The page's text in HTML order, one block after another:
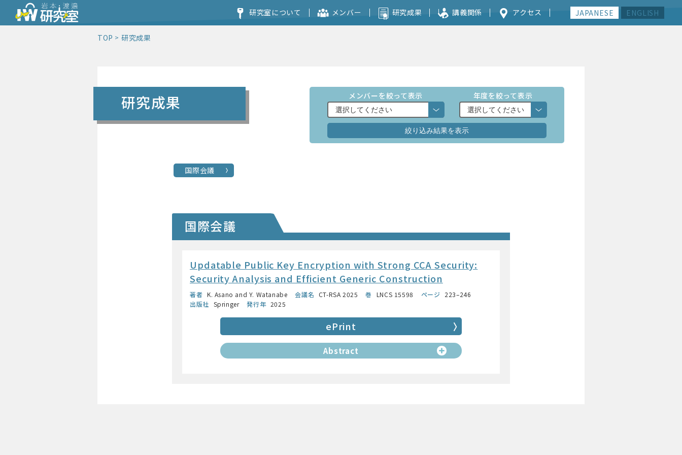
研究室について メンバー 研究成果 講義関係 アクセス JAPANESE ENGLISH
TOP 研究成果
研究成果 メンバーを絞って表示 年度を絞って表示
国際会議
国際会議
Updatable Public Key Encryption with Strong CCA Security:
Security Analysis and Efficient Generic Construction
著者 K. Asano and Y. Watanabe 会議名 CT-RSA 2025 巻 LNCS 15598 ページ
223–246
出版社 Springer 発行年 2025
ePrint
Abstract